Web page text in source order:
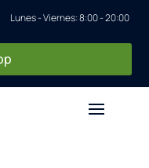
Lunes - Viernes: 8:00 - 20:00